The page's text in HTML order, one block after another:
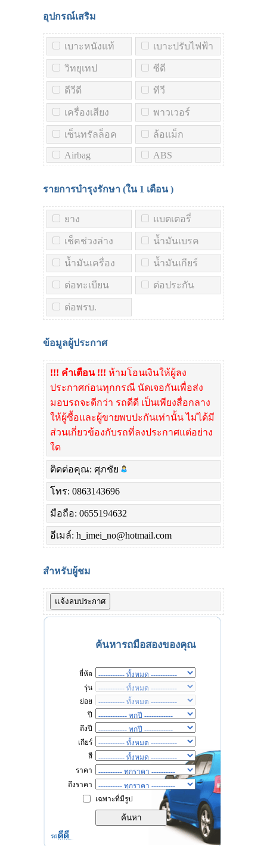
อุปกรณ์เสริม
เบาะหนังแท้ เบาะปรับไฟฟ้า
วิทยุเทป ซีดี
ดีวีดี ทีวี
เครื่องเสียง พาวเวอร์
เซ็นทรัลล็อค ล้อแม็ก
Airbag ABS
รายการบำรุงรักษา (ใน 1 เดือน)
ยาง แบตเตอรี่
เช็คช่วงล่าง น้ำมันเบรค
น้ำมันเครื่อง น้ำมันเกียร์
ต่อทะเบียน ต่อประกัน
ต่อพรบ.
ข้อมูลผู้ประกาศ
!!! คำเตือน !!! ห้ามโอนเงินให้ผู้ลง
ประกาศก่อนทุกกรณี นัดเจอกันเพื่อส่ง
มอบรถจะดีกว่า รถดีดี เป็นเพียงสื่อกลาง
ให้ผู้ซื้อและผู้ขายพบปะกันเท่านั้น ไม่ได้มี
ส่วนเกี่ยวข้องกับรถที่ลงประกาศแต่อย่าง
ใด
ติดต่อคุณ: ศุภชัย
โทร: 0863143696
มือถือ: 0655194632
อีเมล์: h_imei_no@hotmail.com
สำหรับผู้ชม
ค้นหารถมือสองของคุณ
ยี่ห้อ
รุ่น
ย่อย
ปี
ถึงปี
เกียร์
สี
ราคา
ถึงราคา
เฉพาะที่มีรูป